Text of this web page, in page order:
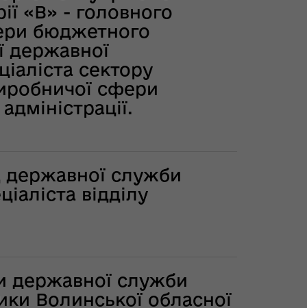
«В» - головного
бюджетного
державної
сектору
сфери
державної служби
відділу
державної служби
Волинської обласної